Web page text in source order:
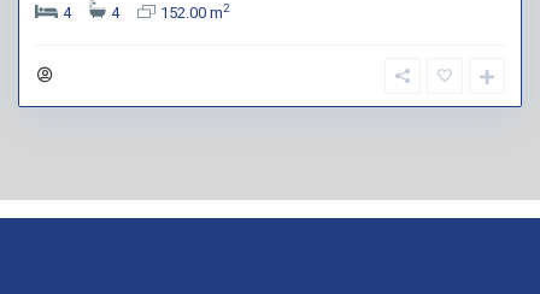
4
4 152.00 m2